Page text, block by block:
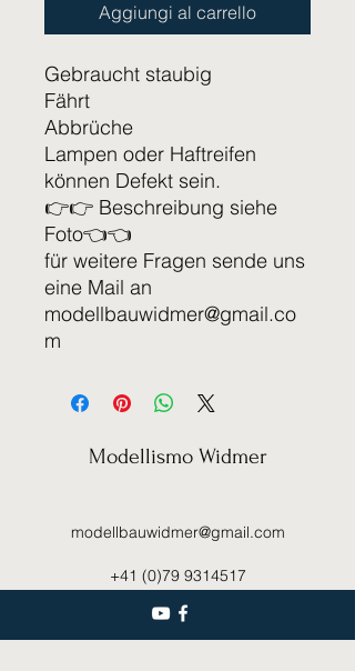
Aggiungi al carrello
Gebraucht staubig
Fährt
Abbrüche
Lampen oder Haftreifen
können Defekt sein.
👉👉 Beschreibung siehe
Foto👈👈
für weitere Fragen sende uns
eine Mail an
modellbauwidmer@gmail.co
m
Modellismo Widmer
modellbauwidmer@gmail.com
+41 (0)79 9314517